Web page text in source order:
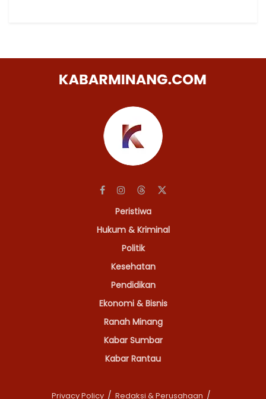
Peristiwa
Hukum & Kriminal
Politik
Kesehatan
Pendidikan
Ekonomi & Bisnis
Ranah Minang
Kabar Sumbar
Kabar Rantau
Privacy Policy Redaksi & Perusahaan